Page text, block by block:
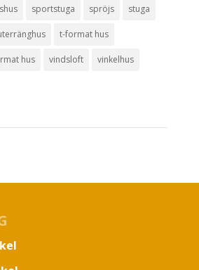
sportstuga spröjs stuga
t-format hus
hus vindsloft vinkelhus